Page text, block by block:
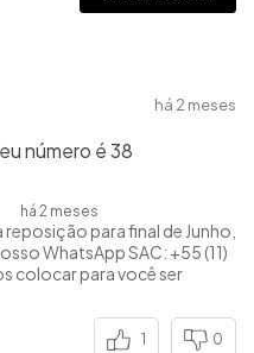
há 2 meses
número é 38
há 2 meses
para final de Junho,
WhatsApp SAC: +55 (11)
colocar para você ser
1 0